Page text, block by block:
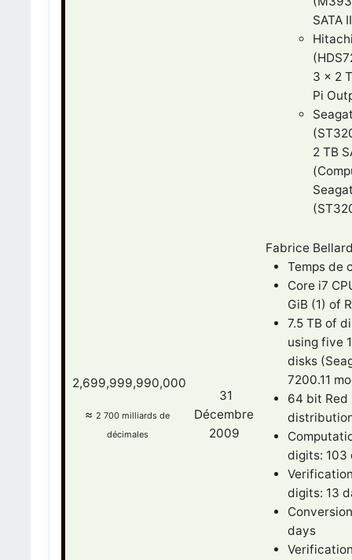
SATA
3 x 2
Pi
2 TB
2,699,999,990,000
≈2 700 milliards de
décimales
31
Décembre
2009
Fabrice
Temps de
Core i7
GiB (1) of
7.5 TB of
using five
disks
7200.11
64 bit Red
digits: 103
digits: 13
days